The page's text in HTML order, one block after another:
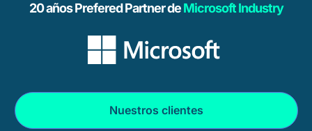
20 años Prefered Partner deMicrosoft Industry
Nuestros clientes